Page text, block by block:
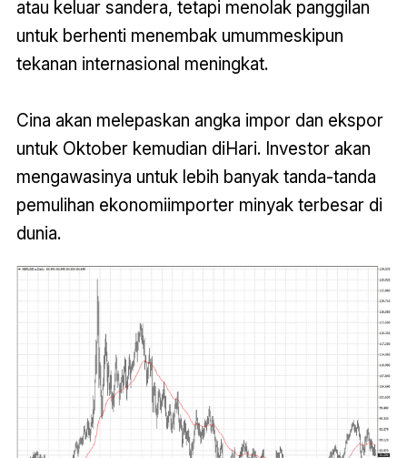
atau keluar sandera, tetapi menolak panggilan
untuk berhenti menembak umummeskipun
tekanan internasional meningkat.
Cina akan melepaskan angka impor dan ekspor
untuk Oktober kemudian diHari. Investor akan
mengawasinya untuk lebih banyak tanda-tanda
pemulihan ekonomiimporter minyak terbesar di
dunia.